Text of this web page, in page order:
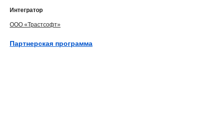
Интегратор
ООО «Трастсофт»
Партнерская программа